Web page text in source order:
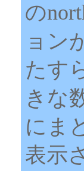
の
ョン
たす
きな
にま
表示